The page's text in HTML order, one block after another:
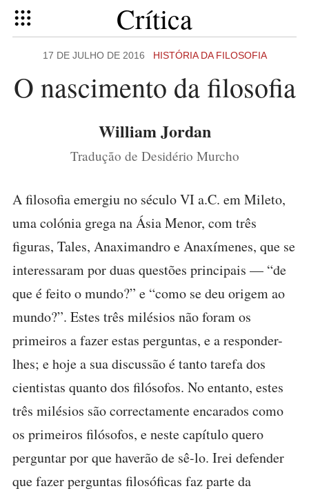
Crítica
17 DE JULHO DE 2016 HISTÓRIA DA FILOSOFIA
O nascimento da filosofia
William Jordan
Tradução de Desidério Murcho
A filosofia emergiu no século VI a.C. em Mileto,
uma colónia grega na Ásia Menor, com três
figuras, Tales, Anaximandro e Anaxímenes, que se
interessaram por duas questões principais — “de
que é feito o mundo?” e “como se deu origem ao
mundo?”. Estes três milésios não foram os
primeiros a fazer estas perguntas, e a responder-
lhes; e hoje a sua discussão é tanto tarefa dos
cientistas quanto dos filósofos. No entanto, estes
três milésios são correctamente encarados como
os primeiros filósofos, e neste capítulo quero
perguntar por que haverão de sê-lo. Irei defender
que fazer perguntas filosóficas faz parte da